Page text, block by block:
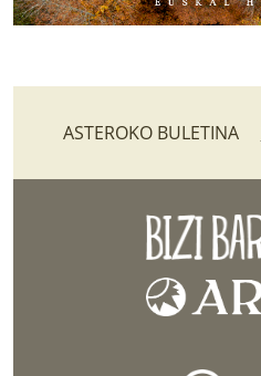
ASTEROKO BULETINA